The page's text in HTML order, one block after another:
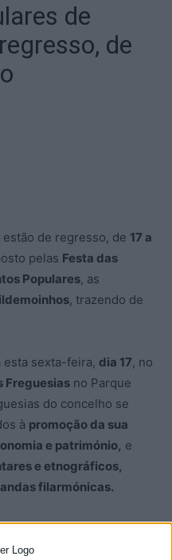
de
de
estão de regresso, de 17 a
pelas Festa das
Populares, as
, trazendo de
esta sexta-feira, dia 17, no
Freguesias no Parque
do concelho se
à promoção da sua
e património, e
e etnográficos,
filarmónicas.
deste conjunto
a autenticidade do nosso